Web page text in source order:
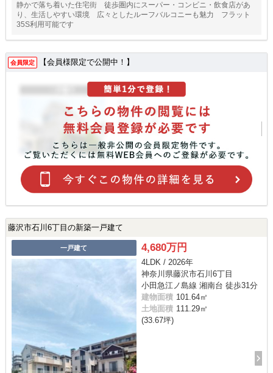
静かで落ち着いた住宅街 徒歩圏内にスーパー・コンビニ・飲食店があ
り、生活しやすい環境 広々としたルーフバルコニーも魅力 フラット
35S利用可能です
会員限定 【会員様限定で公開中！】
藤沢市石川6丁目の新築一戸建て
一戸建て 4,680万円
4LDK / 2026年
神奈川県藤沢市石川6丁目
小田急江ノ島線 湘南台 徒歩31分
建物面積 101.64㎡
土地面積 111.29㎡
(33.67坪)